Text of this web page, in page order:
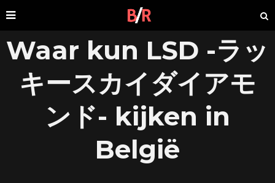
Waar kun LSD -ラッ
キースカイダイアモ
ンド- kijken in
België